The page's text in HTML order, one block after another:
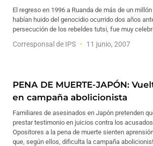
El regreso en 1996 a Ruanda de más de un
habían huido del genocidio ocurrido dos años
persecución de los rebeldes tutsi, fue muy
Corresponsal de IPS 11 junio, 2007
PENA DE MUERTE-JAPÓN:
en campaña abolicionista
Familiares de asesinados en Japón pretenden
prestar testimonio en juicios contra los
Opositores a la pena de muerte sienten
que, según ellos, dificulta la campaña